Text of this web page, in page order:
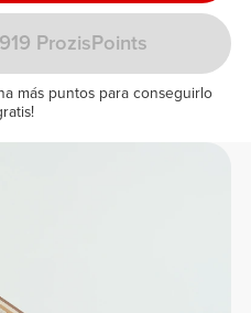
ProzisPoints
más puntos para conseguirlo